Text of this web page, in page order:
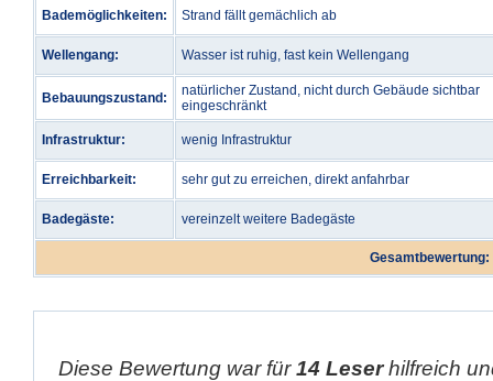
Bademöglichkeiten: Strand fällt gemächlich ab
Wellengang: Wasser ist ruhig, fast kein Wellengang
Bebauungszustand:
natürlicher Zustand, nicht durch Gebäude sichtbar
eingeschränkt
Infrastruktur: wenig Infrastruktur
Erreichbarkeit: sehr gut zu erreichen, direkt anfahrbar
Badegäste: vereinzelt weitere Badegäste
Gesamtbewertung:
Diese Bewertung war für14 Leserhilfreich